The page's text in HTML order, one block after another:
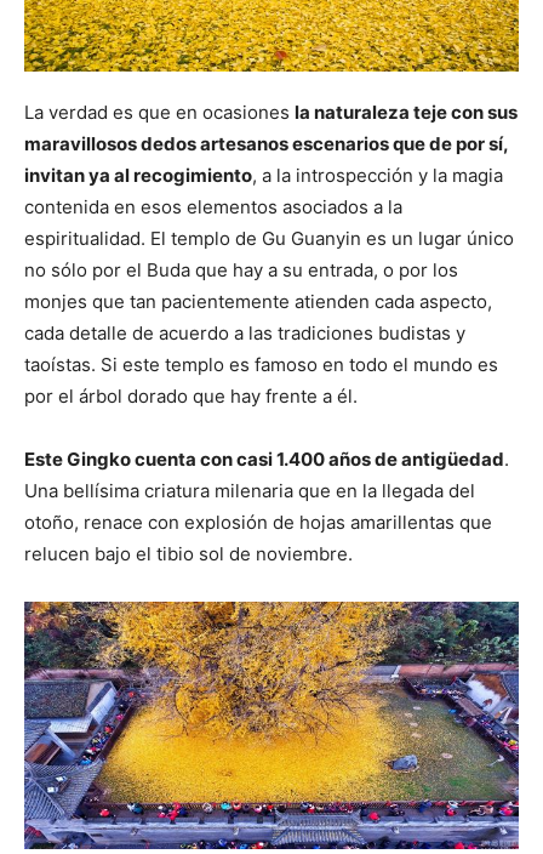
La verdad es que en ocasiones la naturaleza teje con sus
maravillosos dedos artesanos escenarios que de por sí,
invitan ya al recogimiento, a la introspección y la magia
contenida en esos elementos asociados a la
espiritualidad. El templo de Gu Guanyin es un lugar único
no sólo por el Buda que hay a su entrada, o por los
monjes que tan pacientemente atienden cada aspecto,
cada detalle de acuerdo a las tradiciones budistas y
taoístas. Si este templo es famoso en todo el mundo es
por el árbol dorado que hay frente a él.
Este Gingko cuenta con casi 1.400 años de antigüedad.
Una bellísima criatura milenaria que en la llegada del
otoño, renace con explosión de hojas amarillentas que
relucen bajo el tibio sol de noviembre.